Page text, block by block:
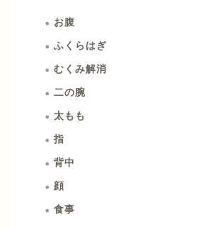
お腹
ふくらはぎ
むくみ解消
二の腕
太もも
指
背中
顔
食事